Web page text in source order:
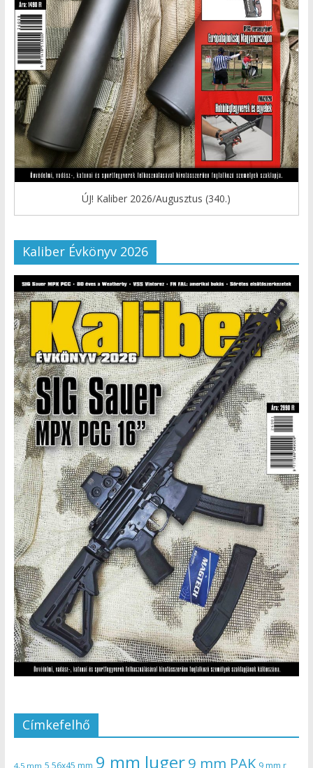
ÚJ! Kaliber 2026/Augusztus (340.)
Kaliber Évkönyv 2026
Címkefelhő
4,5 mm 9 mm luger9 mm PAK